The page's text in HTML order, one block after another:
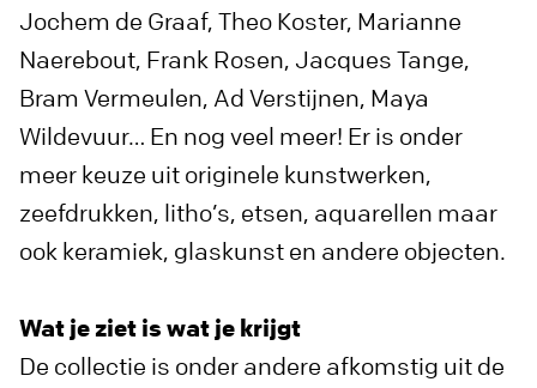
Jochem de Graaf, Theo Koster, Marianne
Naerebout, Frank Rosen, Jacques Tange,
Bram Vermeulen, Ad Verstijnen, Maya
Wildevuur… En nog veel meer! Er is onder
meer keuze uit originele kunstwerken,
zeefdrukken, litho’s, etsen, aquarellen maar
ook keramiek, glaskunst en andere objecten.
Wat je ziet is wat je krijgt
De collectie is onder andere afkomstig uit de